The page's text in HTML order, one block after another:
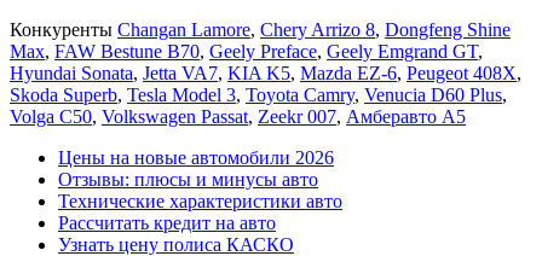
Конкуренты Changan Lamore, Chery Arrizo 8, Dongfeng Shine
Max, FAW Bestune B70, Geely Preface, Geely Emgrand GT,
Hyundai Sonata, Jetta VA7, KIA K5, Mazda EZ-6, Peugeot 408X,
Skoda Superb, Tesla Model 3, Toyota Camry, Venucia D60 Plus,
Volga C50, Volkswagen Passat, Zeekr 007, Амберавто А5
Цены на новые автомобили 2026
Отзывы: плюсы и минусы авто
Технические характеристики авто
Рассчитать кредит на авто
Узнать цену полиса КАСКО